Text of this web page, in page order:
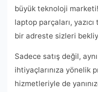
büyük teknoloji
laptop parçaları,
bir adreste sizleri
Sadece satış değil,
ihtiyaçlarınıza yönelik
hizmetleriyle de